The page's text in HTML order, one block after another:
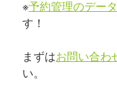
※予約管理のデー
す！
まずはお問い合わ
い。